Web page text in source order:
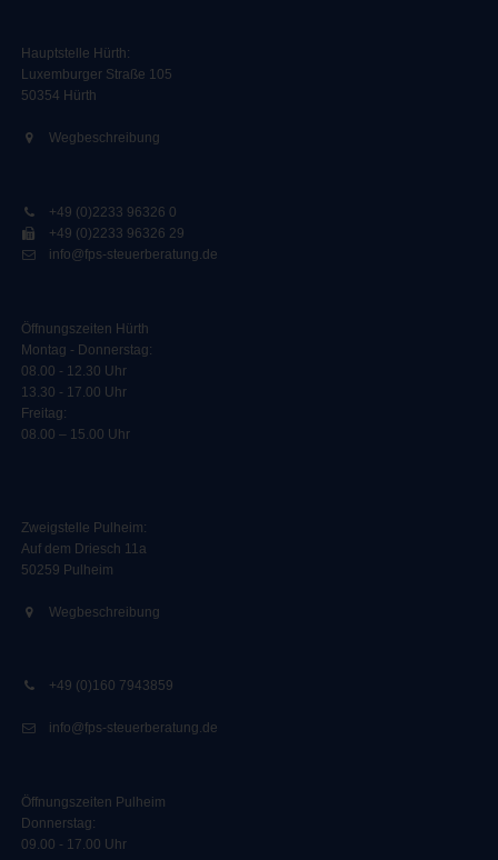
Hauptstelle Hürth:
Luxemburger Straße 105
50354 Hürth
Wegbeschreibung
+49 (0)2233 96326 0
+49 (0)2233 96326 29
info@fps-steuerberatung.de
Öffnungszeiten Hürth
Montag - Donnerstag:
08.00 - 12.30 Uhr
13.30 - 17.00 Uhr
Freitag:
08.00 – 15.00 Uhr
Zweigstelle Pulheim:
Auf dem Driesch 11a
50259 Pulheim
Wegbeschreibung
+49 (0)160 7943859
info@fps-steuerberatung.de
Öffnungszeiten Pulheim
Donnerstag:
09.00 - 17.00 Uhr